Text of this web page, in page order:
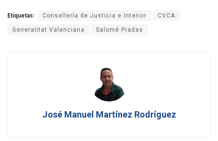
Etiquetas: Consellería de Justicia e Interior CVCA
Generalitat Valenciana Salomé Pradas
José Manuel Martínez Rodríguez